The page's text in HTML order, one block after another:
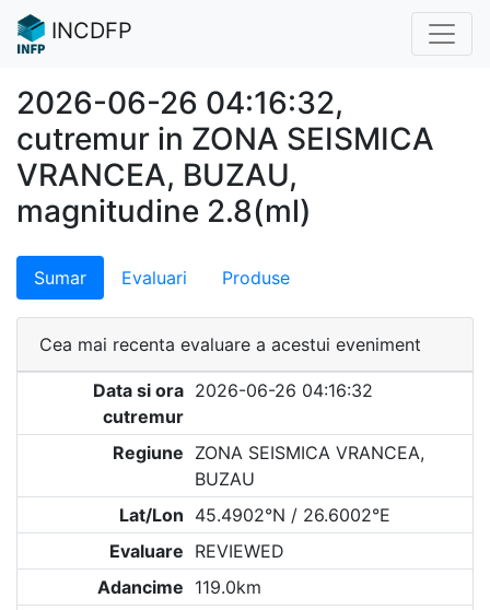
INCDFP
2026-06-26 04:16:32,
cutremur in ZONA SEISMICA
VRANCEA, BUZAU,
magnitudine 2.8(ml)
Sumar Evaluari Produse
Cea mai recenta evaluare a acestui eveniment
Data si ora
cutremur
2026-06-26 04:16:32
Regiune ZONA SEISMICA VRANCEA,
BUZAU
Lat/Lon 45.4902°N / 26.6002°E
Evaluare REVIEWED
Adancime 119.0km